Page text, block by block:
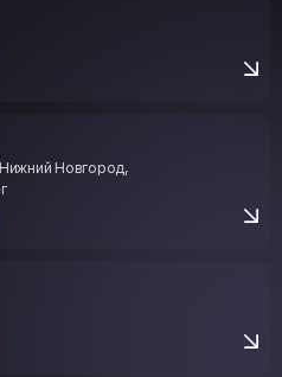
Новгород,